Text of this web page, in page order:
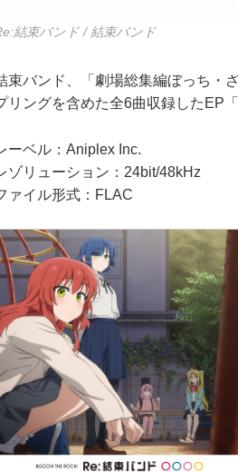
結束バンド / 結束バンド
束バンド、「劇場総集編ぼっち・
リングを含めた全6曲収録したEP
ーベル：Aniplex Inc.
ゾリューション：24bit/48kHz
ァイル形式：FLAC